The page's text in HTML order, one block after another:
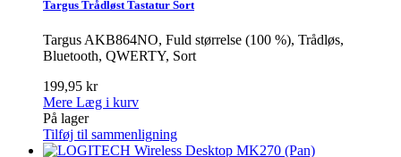
Targus Trådløst Tastatur Sort
Targus AKB864NO, Fuld størrelse (100 %), Trådløs,
Bluetooth, QWERTY, Sort
199,95 kr
Mere Læg i kurv
På lager
Tilføj til sammenligning